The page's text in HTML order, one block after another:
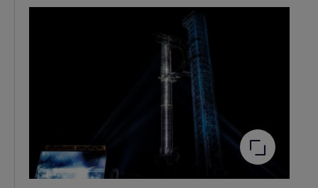
(nouvelle
fenêtre)
Agrandir
l'image